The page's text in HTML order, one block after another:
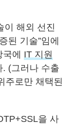
이 해외 선진
된 기술”임에
에 IT 지원
(그러나 수출
주로만 채택된
을 사